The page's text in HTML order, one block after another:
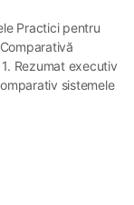
Practici pentru
Rezumat executiv
sistemele